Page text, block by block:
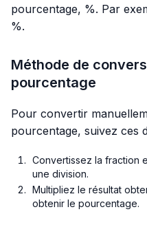
pourcentage, %. Par
%.
Méthode de
pourcentage
Pour convertir
pourcentage, suivez ces
Convertissez la fraction
une division.
Multipliez le résultat
obtenir le pourcentage.